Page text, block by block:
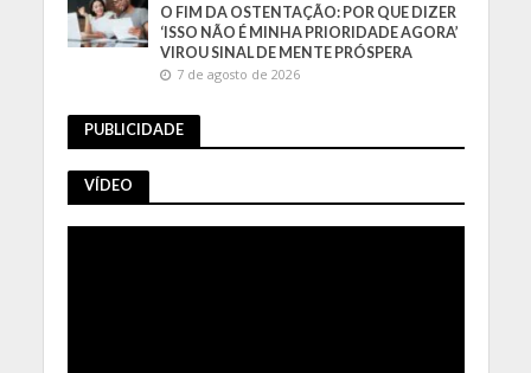
O FIM DA OSTENTAÇÃO: POR QUE DIZER
‘ISSO NÃO É MINHA PRIORIDADE AGORA’
VIROU SINAL DE MENTE PRÓSPERA
7 de agosto de 2026
PUBLICIDADE
VÍDEO